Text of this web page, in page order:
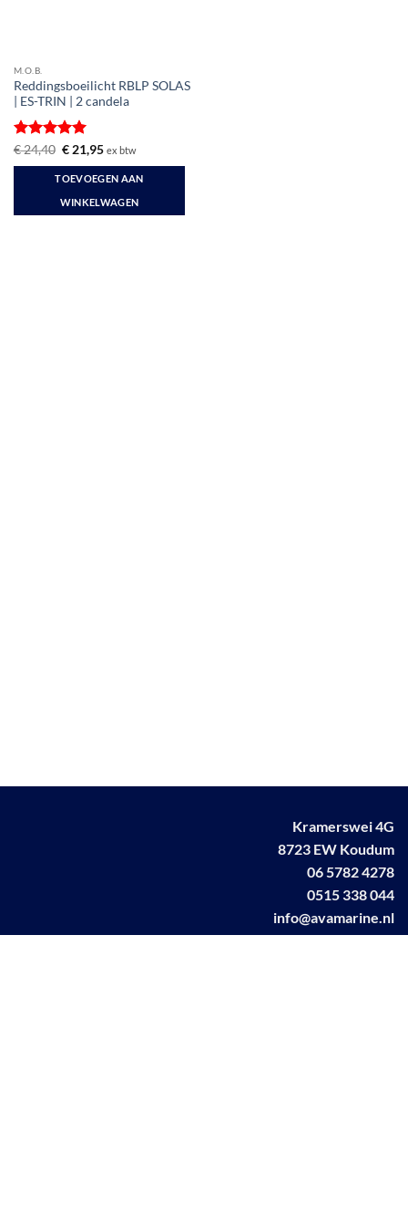
M.O.B.
Reddingsboeilicht RBLP SOLAS
| ES-TRIN | 2 candela
Gewaardeerd
5uit 5
€24,40 Oorspronkelijke
was:
€ 24,40.
€21,95Huidige
is:
€ 21,95.
ex btw
TOEVOEGEN AAN
WINKELWAGEN
Kramerswei 4G
8723 EW Koudum
06 5782 4278
0515 338 044
info@avamarine.nl